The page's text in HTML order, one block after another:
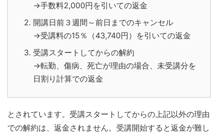
→手数料2,000円を引いての返金
開講日前３週間～前日までのキャンセル
→受講料の15％（43,740円）を引いての返金
受講スタートしてからの解約
→転勤、傷病、死亡が理由の場合、未受講分を
日割り計算での返金
とされています。受講スタートしてからの上記以外の理由
での解約は、返金されません。受講開始すると返金が難し